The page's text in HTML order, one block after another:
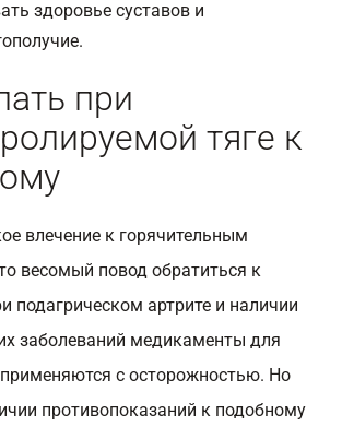
здоровье суставов и
при
тяге к
влечение к горячительным
весомый повод обратиться к
подагрическом артрите и наличии
заболеваний медикаменты для
с осторожностью. Но
противопоказаний к подобному